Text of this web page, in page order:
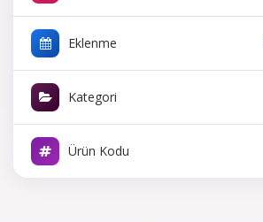
Eklenme
Kategori
Ürün Kodu